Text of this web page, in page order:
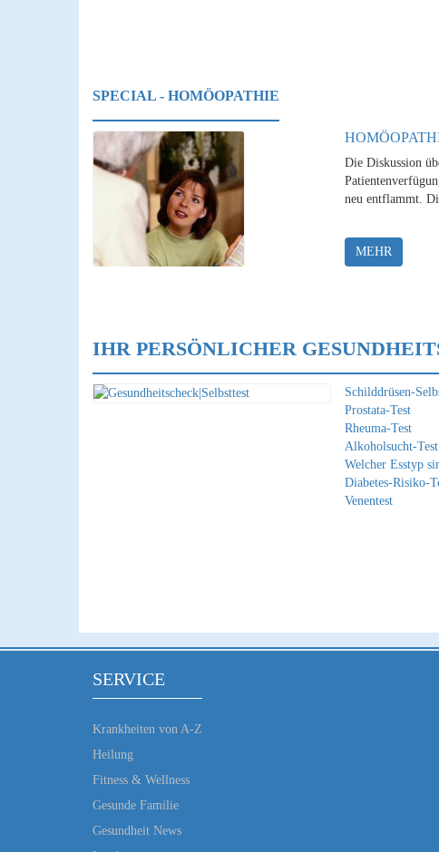
SPECIAL - HOMÖOPATHIE
Die Diskussion
neu entflammt.
MEHR
IHR PERSÖNLICHER
Schilddrüsen-
Prostata-Test
Rheuma-Test
Alkoholsucht-Test
Welcher Esstyp
Diabetes-Risiko-
Venentest
SERVICE
Krankheiten von A-Z
Heilung
Fitness & Wellness
Gesunde Familie
Gesundheit News